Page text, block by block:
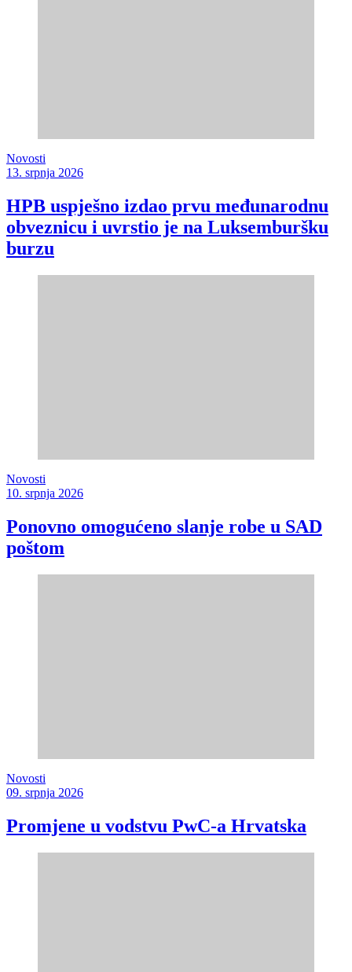
Novosti
13. srpnja 2026
HPB uspješno izdao prvu međunarodnu
obveznicu i uvrstio je na Luksemburšku
burzu
Novosti
10. srpnja 2026
Ponovno omogućeno slanje robe u SAD
poštom
Novosti
09. srpnja 2026
Promjene u vodstvu PwC-a Hrvatska